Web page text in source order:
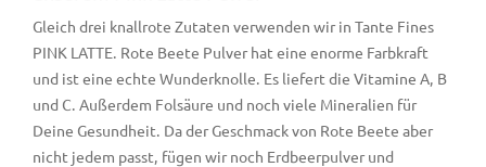
Gleich drei knallrote Zutaten verwenden wir in Tante Fines
PINK LATTE. Rote Beete Pulver hat eine enorme Farbkraft
und ist eine echte Wunderknolle. Es liefert die Vitamine A, B
und C. Außerdem Folsäure und noch viele Mineralien für
Deine Gesundheit. Da der Geschmack von Rote Beete aber
nicht jedem passt, fügen wir noch Erdbeerpulver und